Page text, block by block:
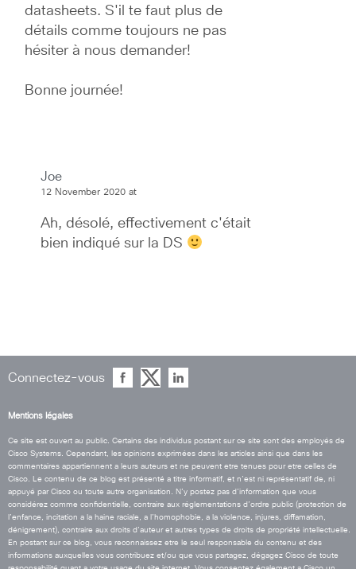
datasheets. S'il te faut plus de
détails comme toujours ne pas
hésiter à nous demander!
Bonne journée!
Joe
12 November 2020 at
Ah, désolé, effectivement c'était
bien indiqué sur la DS
Connectez-vous
Mentions légales
Ce site est ouvert au public. Certains des individus postant sur ce site sont des employés de
Cisco Systems. Cependant, les opinions exprimées dans les articles ainsi que dans les
commentaires appartiennent a leurs auteurs et ne peuvent etre tenues pour etre celles de
Cisco. Le contenu de ce blog est présenté a titre informatif, et n’est ni représentatif de, ni
appuyé par Cisco ou toute autre organisation. N’y postez pas d’information que vous
considérez comme confidentielle, contraire aux réglementations d’ordre public (protection de
l’enfance, incitation a la haine raciale, a l’homophobie, a la violence, injures, diffamation,
dénigrement), contraire aux droits d’auteur et autres types de droits de propriété intellectuelle.
En postant sur ce blog, vous reconnaissez etre le seul responsable du contenu et des
informations auxquelles vous contribuez et/ou que vous partagez, dégagez Cisco de toute